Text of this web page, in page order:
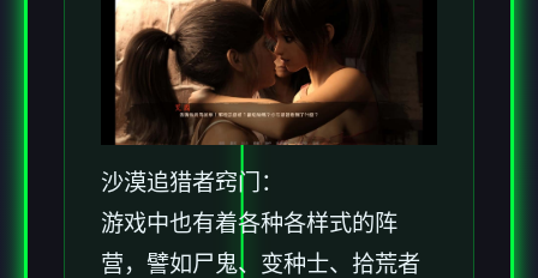
沙漠追猎者窍门：
游戏中也有着各种各样式的阵
营，譬如尸鬼、变种士、拾荒者